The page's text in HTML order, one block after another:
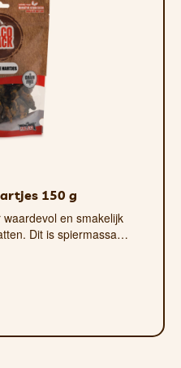
150 g
en smakelijk
Dit is spiermassa…